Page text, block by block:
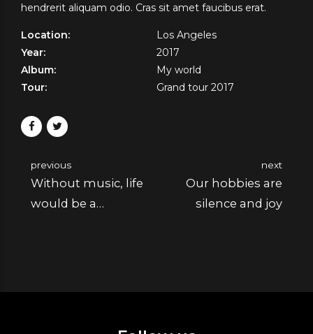
hendrerit aliquam odio. Cras sit amet faucibus erat.
Location:
Los Angeles
Year:
2017
Album:
My world
Tour:
Grand tour 2017
previous
Without music, life
would be a
next
Our hobbies are
silence and joy